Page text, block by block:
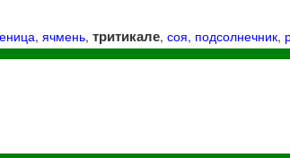
,ячмень,тритикале,соя, подсолнечник,